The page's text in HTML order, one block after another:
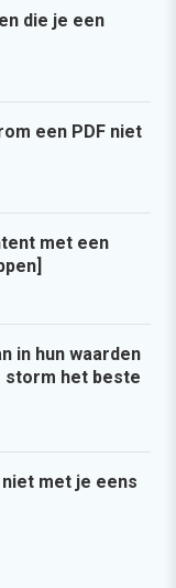
die je een
een PDF niet
met een
in hun waarden
storm het beste
met je eens